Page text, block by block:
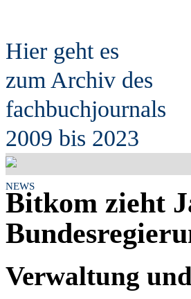
Hier geht es
zum Archiv des
fachbuchjournals
2009 bis 2023
NEWS
Bitkom zieht
Verwaltung